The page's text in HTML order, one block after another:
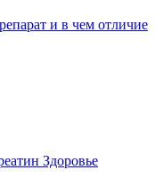
и в чем отличие
Здоровье